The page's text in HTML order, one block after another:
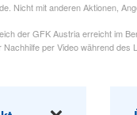
Nicht mit anderen Aktionen,
der GFK Austria erreicht im
per Video während des